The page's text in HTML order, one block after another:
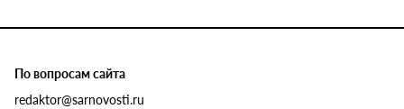
По вопросам сайта
redaktor@sarnovosti.ru